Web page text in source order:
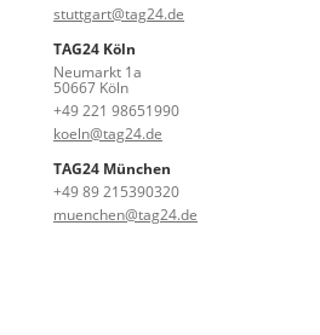
stuttgart@tag24.de
TAG24 Köln
Neumarkt 1a
50667 Köln
+49 221 98651990
koeln@tag24.de
TAG24 München
+49 89 215390320
muenchen@tag24.de